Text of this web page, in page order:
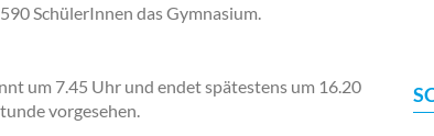
SchülerInnen das Gymnasium.
um 7.45 Uhr und endet spätestens um 16.20
vorgesehen.